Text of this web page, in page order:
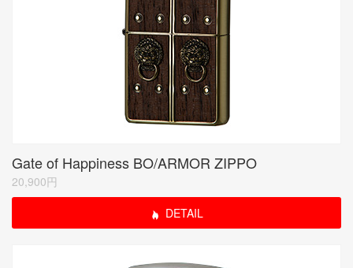
Gate of Happiness BO/ARMOR ZIPPO
20,900円
DETAIL